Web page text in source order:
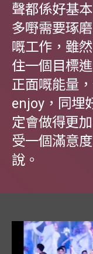
聲都係好基
多嘢需要琢
嘅工作，雖
住一個目標
正面嘅能量
enjoy，同埋
定會做得更
受一個滿意
說。